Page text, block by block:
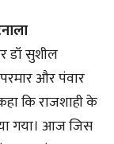
डॉ सुशील
और पंवार
कि राजशाही के
गया। आज जिस